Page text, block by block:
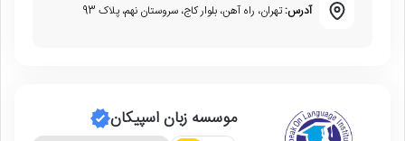
آدرس:تهران، راه آهن، بلوار کاج، سروستان نهم، پلاک 93
موسسه زبان اسپیکان